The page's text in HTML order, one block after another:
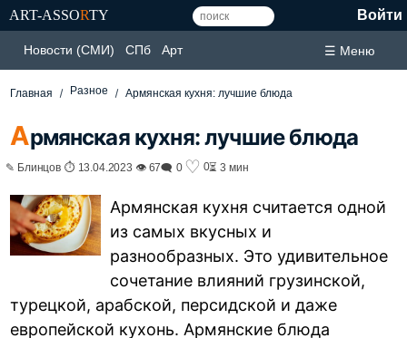
ART-ASSORTY Войти
Новости (СМИ) СПб Арт ☰ Меню
Главная Разное Армянская кухня: лучшие блюда
Армянская кухня: лучшие блюда
✎ Блинцов ⏱ 13.04.2023 👁 67🗨 0 ♡ 0⏳ 3 мин
Армянская кухня считается одной
из самых вкусных и
разнообразных. Это удивительное
сочетание влияний грузинской,
турецкой, арабской, персидской и даже
европейской кухонь. Армянские блюда